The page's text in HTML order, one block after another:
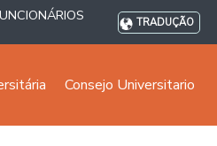
TRADUÇÃO
Consejo Universitario